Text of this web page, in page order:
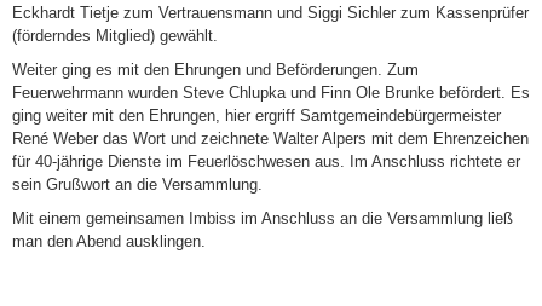
Eckhardt Tietje zum Vertrauensmann und Siggi Sichler zum Kassenprüfer
(förderndes Mitglied) gewählt.
Weiter ging es mit den Ehrungen und Beförderungen. Zum
Feuerwehrmann wurden Steve Chlupka und Finn Ole Brunke befördert. Es
ging weiter mit den Ehrungen, hier ergriff Samtgemeindebürgermeister
René Weber das Wort und zeichnete Walter Alpers mit dem Ehrenzeichen
für 40-jährige Dienste im Feuerlöschwesen aus. Im Anschluss richtete er
sein Grußwort an die Versammlung.
Mit einem gemeinsamen Imbiss im Anschluss an die Versammlung ließ
man den Abend ausklingen.